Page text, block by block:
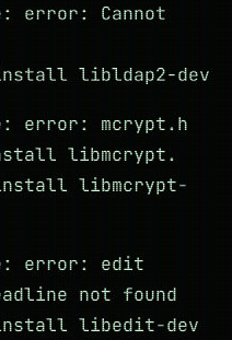
error: Cannot
libldap2-dev
error: mcrypt.h
libmcrypt.
libmcrypt-
error: edit
not found
libedit-dev